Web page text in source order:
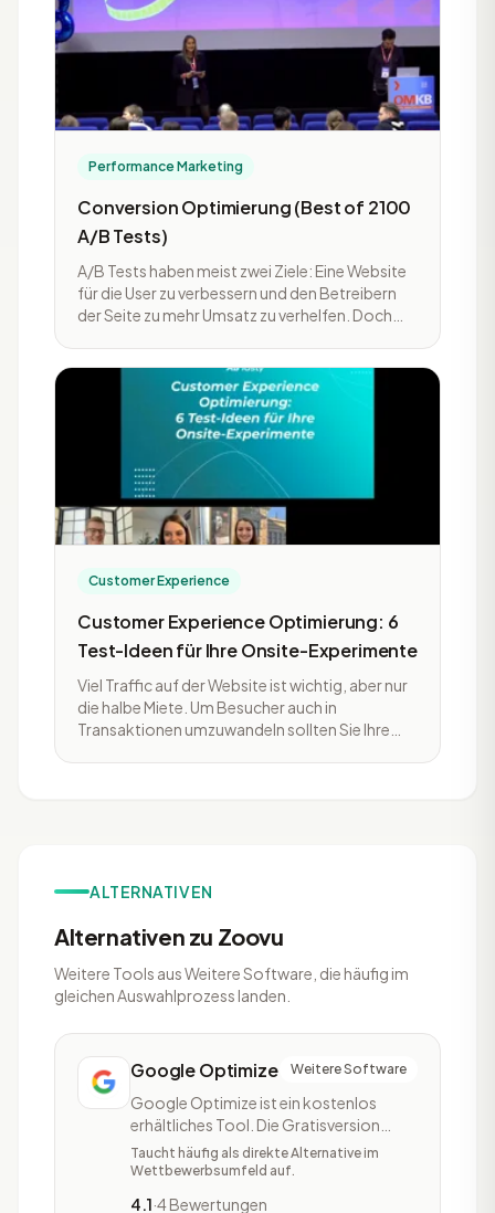
sowie in der bezahlten Werbung nichts Neues,
werden im SEO aber recht selten genutzt. Ein
Grund mehr, sich solche Split-Tests und deren
Ergebnisse genauer anzusehen. Zusammen mit
unseren Kunden haben wir bei Semrush mehrere
hunde
Performance Marketing
Conversion Optimierung (Best of 2100
A/B Tests)
A/B Tests haben meist zwei Ziele: Eine Website
für die User zu verbessern und den Betreibern
der Seite zu mehr Umsatz zu verhelfen. Doch
Ideen kann man sich von anderen abschauen?
Anhand zahlreicher Beispiele von Tests bei
großen eCommerce Playern zeigen wir dir, mit
welchen psychologischen Kniffen du deine User
begeistern kannst. Natürlich Hands-On mit
echten Ergebnissen und Uplifts aus den letzten
12 Jahren Co
Customer Experience
Customer Experience Optimierung: 6
Test-Ideen für Ihre Onsite-Experimente
Viel Traffic auf der Website ist wichtig, aber nur
die halbe Miete. Um Besucher auch in
Transaktionen umzuwandeln sollten Sie Ihre
ALTERNATIVEN
Alternativen zu Zoovu
Weitere Tools aus Weitere Software, die häufig im
gleichen Auswahlprozess landen.
Google Optimize Weitere Software
Google Optimize ist ein kostenlos
erhältliches Tool. Die Gratisversion
erhält ein Basis Testing-Paket mit
folgenden Funktionen, die Möglichkeit
Taucht häufig als direkte Alternative im
Wettbewerbsumfeld auf.
4.1·4 Bewertungen